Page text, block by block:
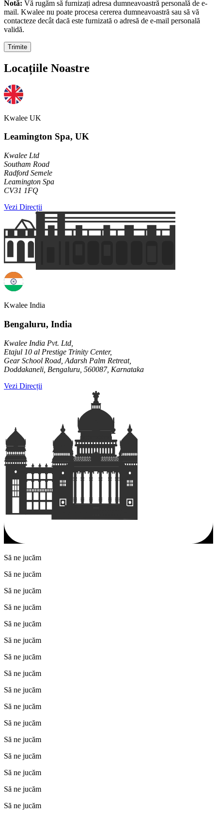
Notă: Vă rugăm să furnizați adresa dumneavoastră personală de e-
mail. Kwalee nu poate procesa cererea dumneavoastră sau să vă
contacteze decât dacă este furnizată o adresă de e-mail personală
validă.
Trimite
Locațiile Noastre
Kwalee UK
Leamington Spa, UK
Kwalee Ltd
Southam Road
Radford Semele
Leamington Spa
CV31 1FQ
Vezi Direcții
Kwalee India
Bengaluru, India
Kwalee India Pvt. Ltd,
Etajul 10 al Prestige Trinity Center,
Gear School Road, Adarsh Palm Retreat,
Doddakaneli, Bengaluru, 560087, Karnataka
Vezi Direcții
Să ne jucăm
Să ne jucăm
Să ne jucăm
Să ne jucăm
Să ne jucăm
Să ne jucăm
Să ne jucăm
Să ne jucăm
Să ne jucăm
Să ne jucăm
Să ne jucăm
Să ne jucăm
Să ne jucăm
Să ne jucăm
Să ne jucăm
Să ne jucăm